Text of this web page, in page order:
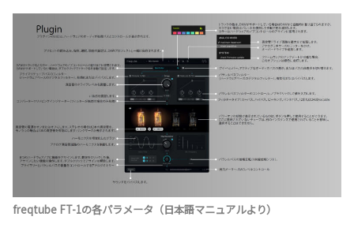
freqtube FT-1の各パラメータ（日本語マニュアルより）